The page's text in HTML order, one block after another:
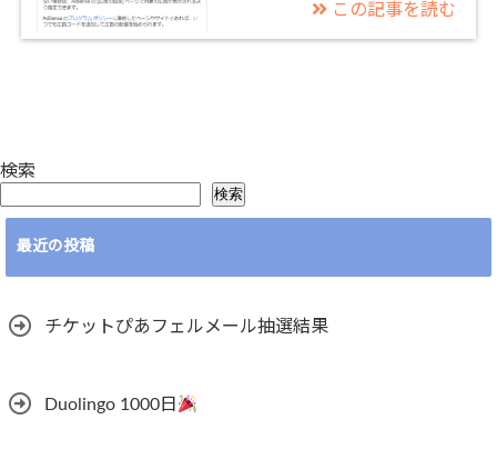
この記事を読む
検索
検索
最近の投稿
チケットぴあフェルメール抽選結果
Duolingo 1000日